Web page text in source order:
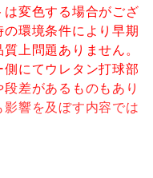
変色する場合がござ
環境条件により早期
上問題ありません。
にてウレタン打球部
差があるものもあり
響を及ぼす内容では